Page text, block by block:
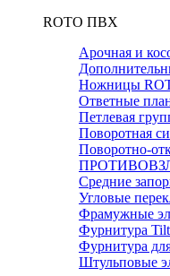
RОTO ПВХ
Арочная и
Ножницы
Ответные
Петлевая
Поворотная
Поворотно-
Средние
Угловые
Фрамужные
Фурнитура Tilt
Фурнитура
Штульповые